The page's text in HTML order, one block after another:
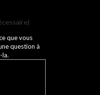
que vous
question à
la.